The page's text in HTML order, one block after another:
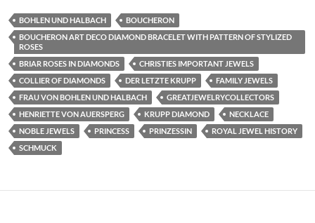
BOHLEN UND HALBACH
BOUCHERON
BOUCHERON ART DECO DIAMOND BRACELET WITH PATTERN OF STYLIZED
ROSES
BRIAR ROSES IN DIAMONDS
CHRISTIES IMPORTANT JEWELS
COLLIER OF DIAMONDS
DER LETZTE KRUPP
FAMILY JEWELS
FRAU VON BOHLEN UND HALBACH
GREATJEWELRYCOLLECTORS
HENRIETTE VON AUERSPERG
KRUPP DIAMOND
NECKLACE
NOBLE JEWELS
PRINCESS PRINZESSIN
ROYAL JEWEL HISTORY
SCHMUCK